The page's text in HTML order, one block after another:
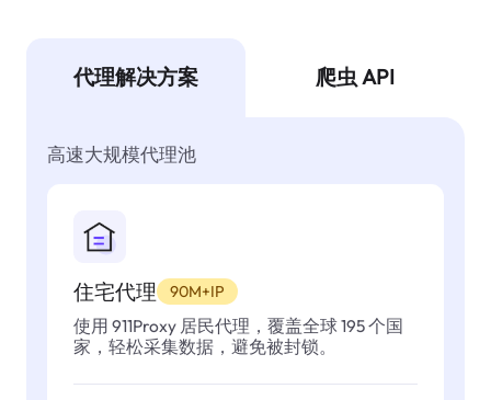
代理解决方案 爬虫 API
高速大规模代理池
住宅代理 90M+IP
使用 911Proxy 居民代理，覆盖全球 195 个国
家，轻松采集数据，避免被封锁。